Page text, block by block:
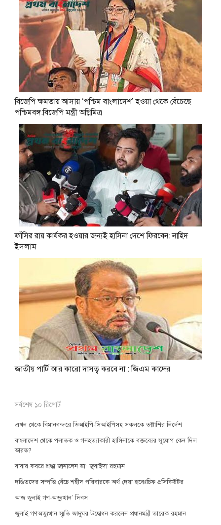
বিজেপি ক্ষমতায় আসায় ‘পশ্চিম বাংলাদেশ’ হওয়া থেকে বেঁচেছে
পশ্চিমবঙ্গ:বিজেপি মন্ত্রী অগ্নিমিত্র
ফাঁসির রায় কার্যকর হওয়ার জন্যই হাসিনা দেশে ফিরবেন: নাহিদ
ইসলাম
জাতীয় পার্টি আর কারো দাসত্ব করবে না : জিএম কাদের
সর্বশেষ ১০ রিপোর্ট
এখন থেকে বিমানবন্দরে ভিআইপি-সিআইপিসহ সকলকে তল্লাশির নির্দেশ
বাংলাদেশ থেকে পলাতক ও গনহত্যাকারী হাসিনাকে বক্তব্যের সুযোগ কেন দিল
ভারত?
বাবার কবরে শ্রদ্ধা জানালেন ডা: জুবাইদা রহমান
দণ্ডিতদের সম্পত্তি বেঁচে শহীদ পরিবারকে অর্থ দেয়া হবেঃচিফ প্রসিকিউটর
আজ জুলাই গণ-অভ্যুত্থান’ দিবস
জুলাই গণঅভ্যুত্থান স্মৃতি জাদুঘর উদ্বোধন করলেন প্রধানমন্ত্রী তারেক রহমান